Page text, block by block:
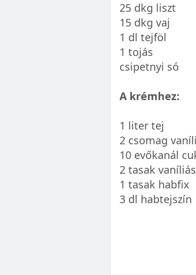
25 dkg liszt
15 dkg vaj
1 dl tejföl
1 tojás
csipetnyi só
A krémhez:
1 liter tej
2 csomag
10 evőkanál
2 tasak
1 tasak habfix
3 dl habtejszín